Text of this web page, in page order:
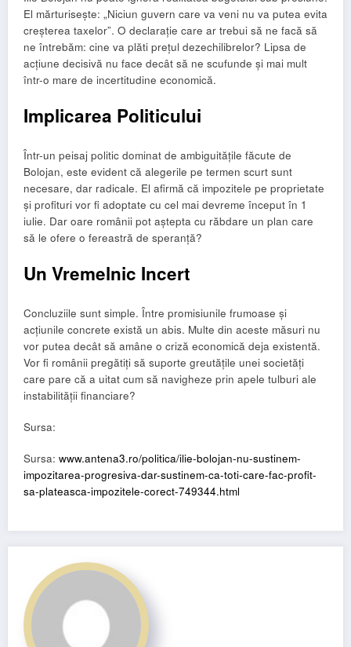
El mărturisește: „Niciun guvern care va veni nu va putea evita
creșterea taxelor”. O declarație care ar trebui să ne facă să
ne întrebăm: cine va plăti prețul dezechilibrelor? Lipsa de
acțiune decisivă nu face decât să ne scufunde și mai mult
într-o mare de incertitudine economică.
Implicarea Politicului
Într-un peisaj politic dominat de ambiguitățile făcute de
Bolojan, este evident că alegerile pe termen scurt sunt
necesare, dar radicale. El afirmă că impozitele pe proprietate
și profituri vor fi adoptate cu cel mai devreme început în 1
iulie. Dar oare românii pot aștepta cu răbdare un plan care
să le ofere o fereastră de speranță?
Un Vremelnic Incert
Concluziile sunt simple. Între promisiunile frumoase și
acțiunile concrete există un abis. Multe din aceste măsuri nu
vor putea decât să amâne o criză economică deja existentă.
Vor fi românii pregătiți să suporte greutățile unei societăți
care pare că a uitat cum să navigheze prin apele tulburi ale
instabilității financiare?
Sursa:
Sursa: www.antena3.ro/politica/ilie-bolojan-nu-sustinem-
impozitarea-progresiva-dar-sustinem-ca-toti-care-fac-profit-
sa-plateasca-impozitele-corect-749344.html